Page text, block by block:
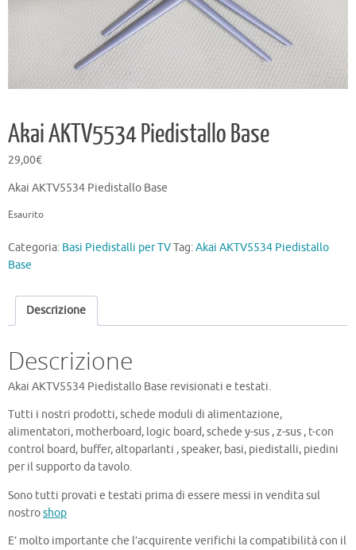
Akai AKTV5534 Piedistallo Base
29,00€
Akai AKTV5534 Piedistallo Base
Esaurito
Categoria: Basi Piedistalli per TVTag:Akai AKTV5534 Piedistallo
Base
Descrizione
Descrizione
Akai AKTV5534 Piedistallo Base revisionati e testati.
Tutti i nostri prodotti, schede moduli di alimentazione,
alimentatori, motherboard, logic board, schede y-sus , z-sus , t-con
control board, buffer, altoparlanti , speaker, basi, piedistalli, piedini
per il supporto da tavolo.
Sono tutti provati e testati prima di essere messi in vendita sul
nostroshop
E’ molto importante che l’acquirente verifichi la compatibilità con il